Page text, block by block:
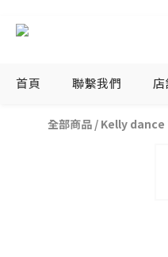
首頁 聯繫我們
全部商品 / Kelly